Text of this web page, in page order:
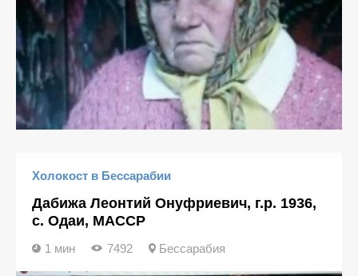
Холокост в Бессарабии
Дабижа Леонтий Онуфриевич, г.р. 1936,
с. Одаи, МАССР
1 мин 7492 Бессарабия